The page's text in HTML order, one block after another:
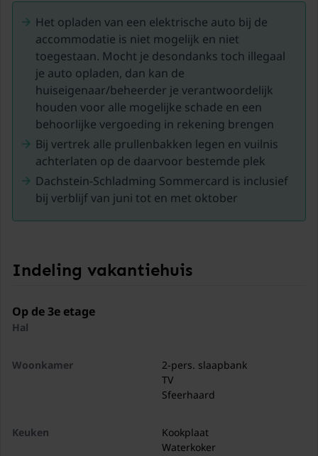
perfect voor gezinnen, sportfanaten en rustzoekers.
Vanuit het dorp kun je via twee skiliften en drie
dalafdalingen (blauw, rood en zwart) tot in het dorp
skiën. Deze pistes maken deel uit van de uitgebreide
"4-Berge" skipistes van Schladming, een waar
sneeuwparadijs. In de zomer biedt de regio talrijke
wandel- en fietspaden. Met haar bergmeren, duizend
bronnen en watervallen staat Schladming bekend als
het ‘dal der duizend bronnen’. Bij elk appartement
hoort een parkeerplaats, en voor extra auto’s zijn er
parkeerplaatsen bij de Billa of skilift. Dus of je nu wilt
skiën of wandelen, Haus im Ennstal heeft het allemaal
Het opladen van een elektrische auto bij de
accommodatie is niet mogelijk en niet
toegestaan. Mocht je desondanks toch illegaal
je auto opladen, dan kan de
huiseigenaar/beheerder je verantwoordelijk
houden voor alle mogelijke schade en een
behoorlijke vergoeding in rekening brengen
Bij vertrek alle prullenbakken legen en vuilnis
achterlaten op de daarvoor bestemde plek
Dachstein-Schladming Sommercard is inclusief
bij verblijf van juni tot en met oktober
Indeling vakantiehuis
Op de 3e etage
Hal
Woonkamer
2-pers. slaapbank
TV
Sfeerhaard
Keuken
Kookplaat
Waterkoker